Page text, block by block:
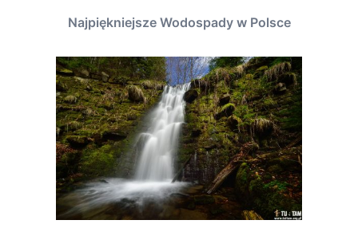
Najpiękniejsze Wodospady w Polsce